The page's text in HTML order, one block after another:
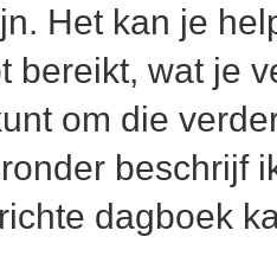
Het kan je
bereikt, wat je
om die
beschrijf
dagboek